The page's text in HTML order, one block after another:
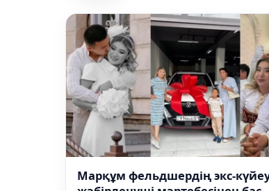
Марқұм фельдшердің экс-